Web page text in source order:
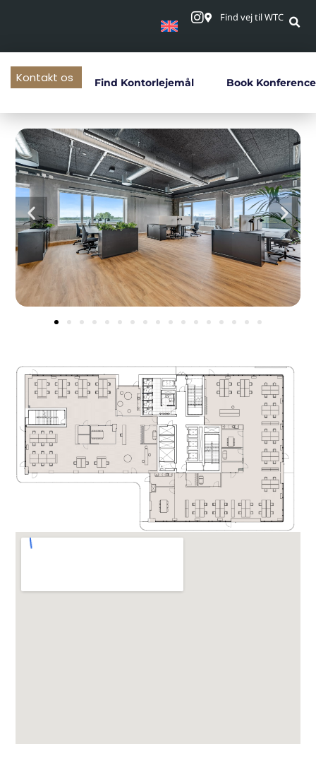
Find vej til WTC
Find Kontorlejemål Book Konference
Kontakt os